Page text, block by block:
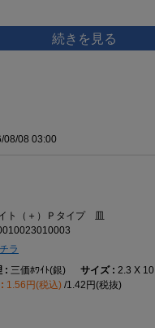
08/08 03:00
ト（＋）Ｐタイプ 皿
ラ
三価ﾎﾜｲﾄ(銀) 2.3 X 10
1.56円(税込) 1.42円(税抜)